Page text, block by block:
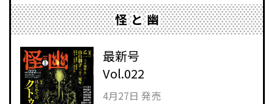
怪と幽
最新号
Vol.022
4月27日 発売